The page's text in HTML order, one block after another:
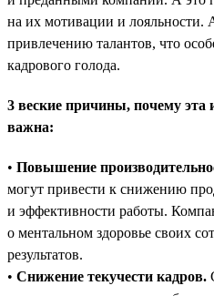
на их мотивации и лояльности.
привлечению талантов, что
кадрового голода.
3 веские причины, почему эта
важна:
• Повышение
могут привести к снижению
и эффективности работы.
о ментальном здоровье своих
результатов.
• Снижение текучести кадров.